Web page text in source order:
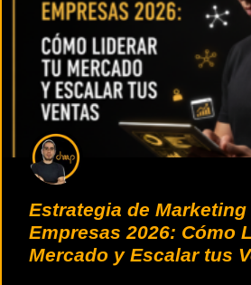
Estrategia de
Empresas 2026: Cómo
Mercado y Escalar tus